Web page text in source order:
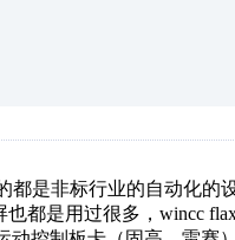
是非标行业的自动化的
都是用过很多，wincc